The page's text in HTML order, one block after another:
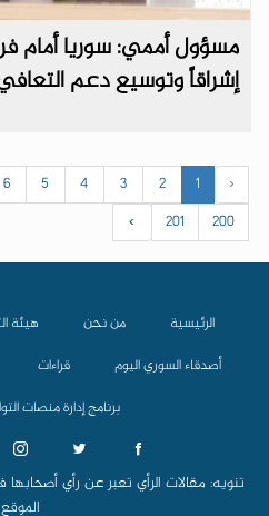
مسؤول أممي: سوريا أمام
إشراقاً وتوسيع دعم
‹
1
2
3
4
5
6
200
201
›
الرئيسية من نحن هيئة
أصدقاء السوري اليوم
قراءات
برنامج إدارة منصات
تنويه: مقالات الرأي تعبر عن رأي
الموقع